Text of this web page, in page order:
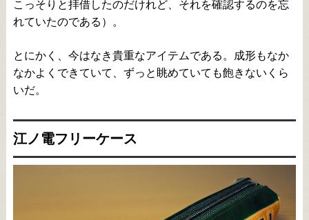
こっそりと拝借したのだけれど、それを確認するのを忘
れていたのである）。
とにかく、今はなき貴重なアイテムである。成形もなか
なかよくできていて、ずっと眺めていても飽きないくら
いだ。
江ノ電フリーケース